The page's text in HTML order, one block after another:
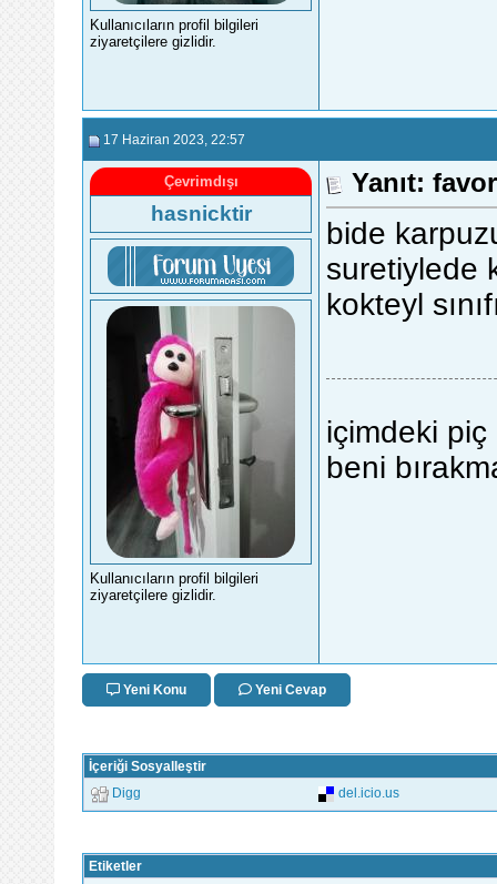
Kullanıcıların profil bilgileri
ziyaretçilere gizlidir.
17 Haziran 2023 , 22:57
Çevrimdışı
hasnicktir
Kullanıcıların profil bilgileri
ziyaretçilere gizlidir.
Yanıt:
bide
suretiylede
kokteyl
içimdeki piç
beni
Yeni Konu Yeni Cevap
İçeriği Sosyalleştir
Digg del.icio.us
Etiketler